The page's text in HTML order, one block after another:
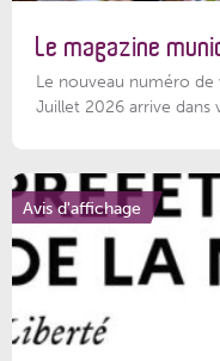
Le magazine
Le nouveau numéro
Juillet 2026 arrive dans
Avis d'affichage